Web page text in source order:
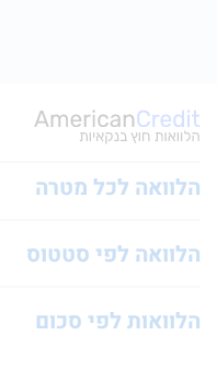
הלוואה לפי סטטוס
הלוואה לכל מטרה
הלוואות לפי סכום